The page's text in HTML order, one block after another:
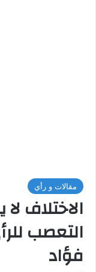
مقالات و رأي
الاختلاف
التعصب
فؤاد